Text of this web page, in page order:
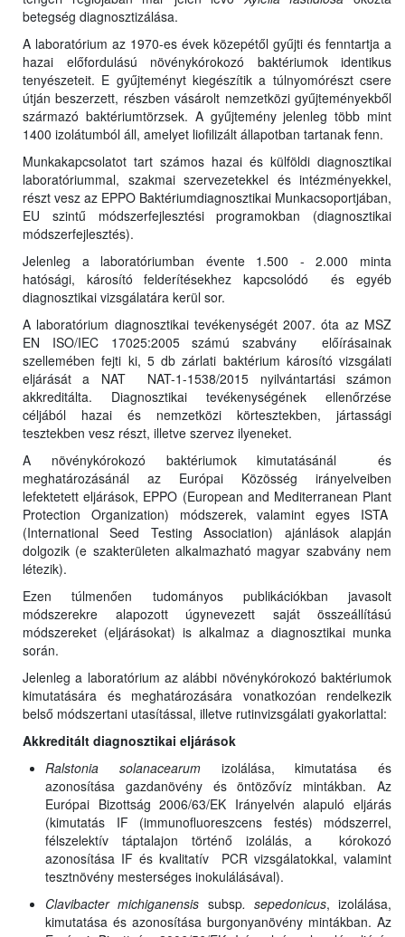
betegség diagnosztizálása.
A laboratórium az 1970-es évek közepétől gyűjti és fenntartja a
hazai előfordulású növénykórokozó baktériumok identikus
tenyészeteit. E gyűjteményt kiegészítik a túlnyomórészt csere
útján beszerzett, részben vásárolt nemzetközi gyűjteményekből
származó baktériumtörzsek. A gyűjtemény jelenleg több mint
1400 izolátumból áll, amelyet liofilizált állapotban tartanak fenn.
Munkakapcsolatot tart számos hazai és külföldi diagnosztikai
laboratóriummal, szakmai szervezetekkel és intézményekkel,
részt vesz az EPPO Baktériumdiagnosztikai Munkacsoportjában,
EU szintű módszerfejlesztési programokban (diagnosztikai
módszerfejlesztés).
Jelenleg a laboratóriumban évente 1.500 - 2.000 minta
hatósági, károsító felderítésekhez kapcsolódó és egyéb
diagnosztikai vizsgálatára kerül sor.
A laboratórium diagnosztikai tevékenységét 2007. óta az MSZ
EN ISO/IEC 17025:2005 számú szabvány előírásainak
szellemében fejti ki, 5 db zárlati baktérium károsító vizsgálati
eljárását a NAT NAT-1-1538/2015 nyilvántartási számon
akkreditálta. Diagnosztikai tevékenységének ellenőrzése
céljából hazai és nemzetközi körtesztekben, jártassági
tesztekben vesz részt, illetve szervez ilyeneket.
A növénykórokozó baktériumok kimutatásánál és
meghatározásánál az Európai Közösség irányelveiben
lefektetett eljárások, EPPO (European and Mediterranean Plant
Protection Organization) módszerek, valamint egyes ISTA
(International Seed Testing Association) ajánlások alapján
dolgozik (e szakterületen alkalmazható magyar szabvány nem
létezik).
Ezen túlmenően tudományos publikációkban javasolt
módszerekre alapozott úgynevezett saját összeállítású
módszereket (eljárásokat) is alkalmaz a diagnosztikai munka
során.
Jelenleg a laboratórium az alábbi növénykórokozó baktériumok
kimutatására és meghatározására vonatkozóan rendelkezik
belső módszertani utasítással, illetve rutinvizsgálati gyakorlattal:
Akkreditált diagnosztikai eljárások
Ralstonia solanacearum izolálása, kimutatása és
azonosítása gazdanövény és öntözővíz mintákban. Az
Európai Bizottság 2006/63/EK Irányelvén alapuló eljárás
(kimutatás IF (immunofluoreszcens festés) módszerrel,
félszelektív táptalajon történő izolálás, a kórokozó
azonosítása IF és kvalitatív PCR vizsgálatokkal, valamint
tesztnövény mesterséges inokulálásával).
Clavibacter michiganensis subsp. sepedonicus, izolálása,
kimutatása és azonosítása burgonyanövény mintákban. Az